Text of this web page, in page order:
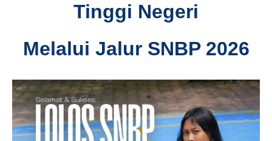
Tinggi Negeri
Melalui Jalur SNBP 2026